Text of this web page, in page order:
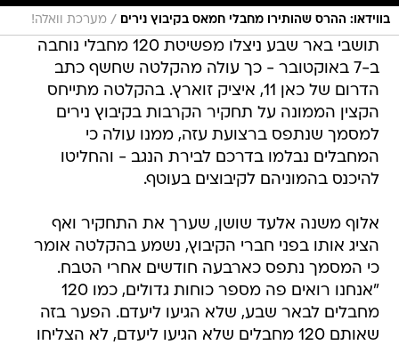
בווידאו: ההרס שהותירו מחבלי חמאס בקיבוץ נירים / מערכת וואלה!
תושבי באר שבע ניצלו מפשיטת 120 מחבלי נוחבה
ב-7 באוקטובר - כך עולה מהקלטה שחשף כתב
הדרום של כאן 11, איציק זוארץ. בהקלטה מתייחס
הקצין הממונה על תחקיר הקרבות בקיבוץ נירים
למסמך שנתפס ברצועת עזה, ממנו עולה כי
המחבלים נבלמו בדרכם לבירת הנגב - והחליטו
להיכנס בהמוניהם לקיבוצים בעוטף.
אלוף משנה אלעד שושן, שערך את התחקיר ואף
הציג אותו בפני חברי הקיבוץ, נשמע בהקלטה אומר
כי המסמך נתפס כארבעה חודשים אחרי הטבח.
"אנחנו רואים פה מספר כוחות גדולים, כמו 120
מחבלים לבאר שבע, שלא הגיעו ליעדם. הפער בזה
שאותם 120 מחבלים שלא הגיעו ליעדם, לא הצליחו